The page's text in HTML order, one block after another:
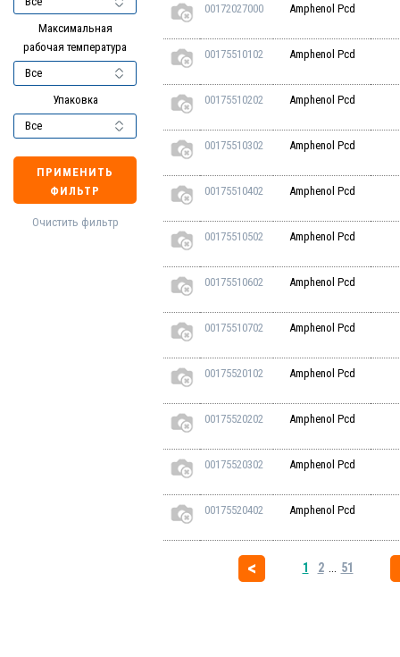
Максимальная
рабочая температура
Упаковка
ПРИМЕНИТЬ
ФИЛЬТР
Очистить фильтр
00172027000 Amphenol Pcd
00175510102 Amphenol Pcd
00175510202 Amphenol Pcd
00175510302 Amphenol Pcd
00175510402 Amphenol Pcd
00175510502 Amphenol Pcd
00175510602 Amphenol Pcd
00175510702 Amphenol Pcd
00175520102 Amphenol Pcd
00175520202 Amphenol Pcd
00175520302 Amphenol Pcd
00175520402 Amphenol Pcd
1 2 51